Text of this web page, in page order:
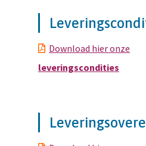
Download hier onze
leveringscondities